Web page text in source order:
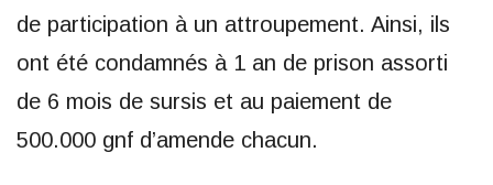
de participation à un attroupement. Ainsi, ils
ont été condamnés à 1 an de prison assorti
de 6 mois de sursis et au paiement de
500.000 gnf d’amende chacun.